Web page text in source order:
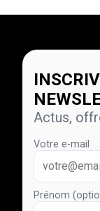
Actus,
Votre e-mail
Prénom